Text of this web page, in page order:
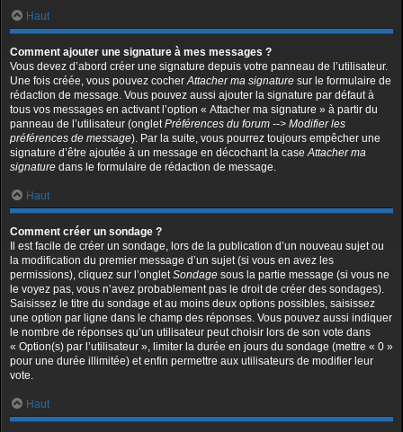
Haut
Comment ajouter une signature à mes messages ?
Vous devez d’abord créer une signature depuis votre panneau de l’utilisateur.
Une fois créée, vous pouvez cocherAttacher ma signature sur le formulaire de
rédaction de message. Vous pouvez aussi ajouter la signature par défaut à
tous vos messages en activant l’option « Attacher ma signature » à partir du
panneau de l’utilisateur (ongletPréférences du forum --> Modifier les
préférences de message). Par la suite, vous pourrez toujours empêcher une
signature d’être ajoutée à un message en décochant la caseAttacher ma
signature dans le formulaire de rédaction de message.
Haut
Comment créer un sondage ?
Il est facile de créer un sondage, lors de la publication d’un nouveau sujet ou
la modification du premier message d’un sujet (si vous en avez les
permissions), cliquez sur l’ongletSondage sous la partie message (si vous ne
le voyez pas, vous n’avez probablement pas le droit de créer des sondages).
Saisissez le titre du sondage et au moins deux options possibles, saisissez
une option par ligne dans le champ des réponses. Vous pouvez aussi indiquer
le nombre de réponses qu’un utilisateur peut choisir lors de son vote dans
« Option(s) par l’utilisateur », limiter la durée en jours du sondage (mettre « 0 »
pour une durée illimitée) et enfin permettre aux utilisateurs de modifier leur
vote.
Haut